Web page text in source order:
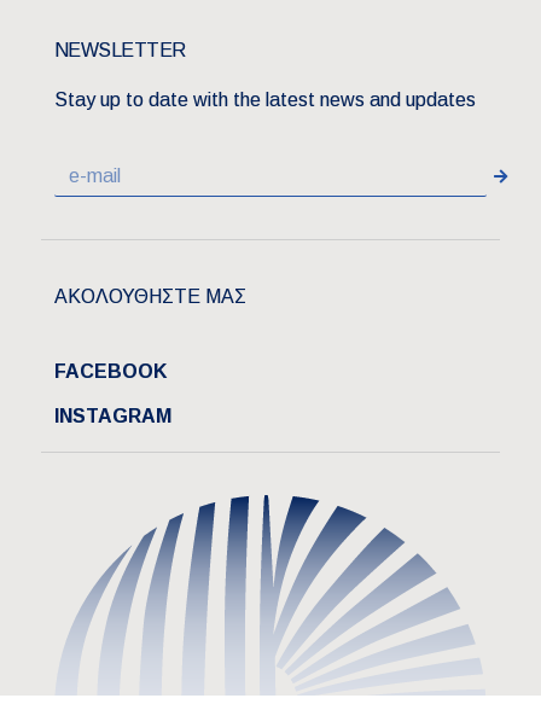
NEWSLETTER
Stay up to date with the latest news and updates
ΑΚΟΛΟΥΘΗΣΤΕ ΜΑΣ
FACEBOOK
INSTAGRAM